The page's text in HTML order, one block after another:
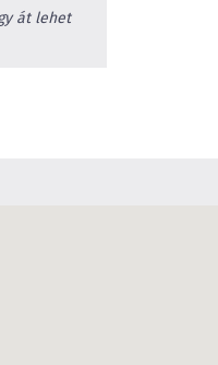
át lehet